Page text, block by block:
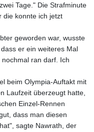
Tage." Die Strafminute
die konnte ich jetzt
geworden war, wusste
er ein weiteres Mal
ran darf. Ich
beim Olympia-Auftakt mit
Laufzeit überzeugt hatte,
Einzel-Rennen
dass man diesen
sagte Nawrath, der